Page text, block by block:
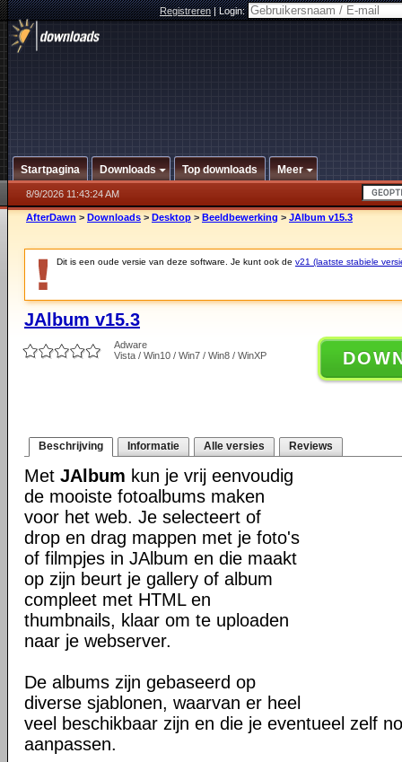
Registreren|Login:
Startpagina Downloads Top downloads Meer
8/9/2026 11:43:24 AM
AfterDawn > Downloads > Desktop > Beeldbewerking > JAlbum v15.3
Dit is een oude versie van deze software. Je kunt ook de v21 (laatste stabiele
JAlbum v15.3
Adware
Vista / Win10 / Win7 / Win8 / WinXP
Beschrijving Informatie Alle versies Reviews
Met JAlbum kun je vrij eenvoudig
de mooiste fotoalbums maken
voor het web. Je selecteert of
drop en drag mappen met je foto's
of filmpjes in JAlbum en die maakt
op zijn beurt je gallery of album
compleet met HTML en
thumbnails, klaar om te uploaden
naar je webserver.
De albums zijn gebaseerd op
diverse sjablonen, waarvan er heel
veel beschikbaar zijn en die je eventueel zelf
aanpassen.